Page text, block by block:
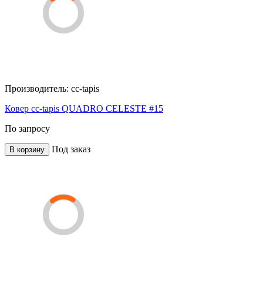
Производитель: cc-tapis
Ковер cc-tapis QUADRO CELESTE #15
По запросу
В корзину Под заказ